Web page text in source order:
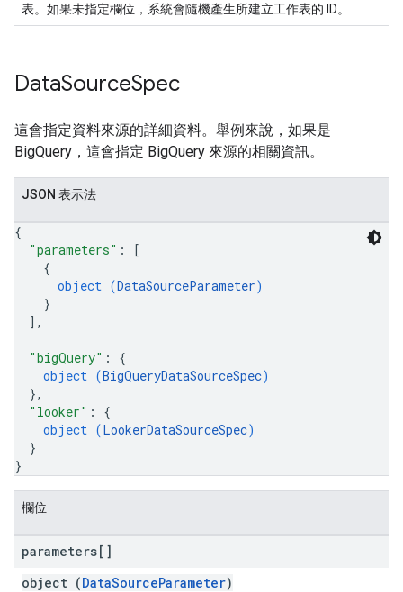
表。如果未指定欄位，系統會隨機產生所建立工作表的 ID。
DataSourceSpec
這會指定資料來源的詳細資料。舉例來說，如果是
BigQuery，這會指定 BigQuery 來源的相關資訊。
JSON 表示法
{
"parameters" :
[
{
object (DataSourceParameter)
}
] ,
"bigQuery" : {
object (BigQueryDataSourceSpec)
},
"looker" : {
object (LookerDataSourceSpec)
}
}
欄位
parameters[]
object (DataSourceParameter)